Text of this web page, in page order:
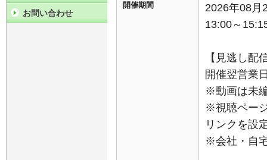
開催期間
2026年08月
13:00～
【見逃し配
開催翌営業
※動画は未
※視聴ペー
リンクを設
※会社・自
お問い合わせ